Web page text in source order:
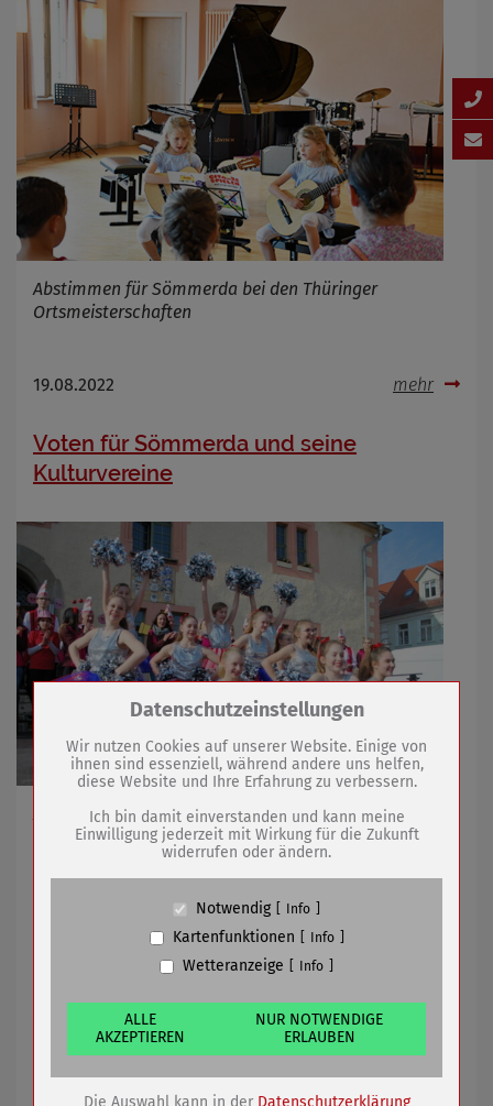
Abstimmen für Sömmerda bei den Thüringer
Ortsmeisterschaften
19.08.2022 mehr
Voten für Sömmerda und seine
Kulturvereine
Auch Tanzsportverein prägt mit seinen Auftritten die
Allianz Thüringer Becken – Olympiade
Zum Betrieb der Seite notwendige Cookies /
Name
PHP Session Cookie
Anbieter
Eigentümer dieser Website (Wenko-
Wenselaar GmbH & Co. KG)
Absicherung Kontaktformular / SPAM
Cookiespeicherung Entscheidungscookie
Anbieter
Eigentümer dieser Website (Wenko-
Wenselaar GmbH & Co. KG)
Zweck
Speichert die Einstellungen der Besucher
bezüglich der Speicherung von Cookies.
Cookie Name
dywc
Datenschutzeinstellungen
Wir nutzen Cookies auf unserer Website. Einige von
ihnen sind essenziell, während andere uns helfen,
diese Website und Ihre Erfahrung zu verbessern.
Ich bin damit einverstanden und kann meine
Einwilligung jederzeit mit Wirkung für die Zukunft
widerrufen oder ändern.
Notwendig Info
Kartenfunktionen Info
Wetteranzeige Info
ALLE
AKZEPTIEREN
NUR NOTWENDIGE
ERLAUBEN
Die Auswahl kann in der Datenschutzerklärung